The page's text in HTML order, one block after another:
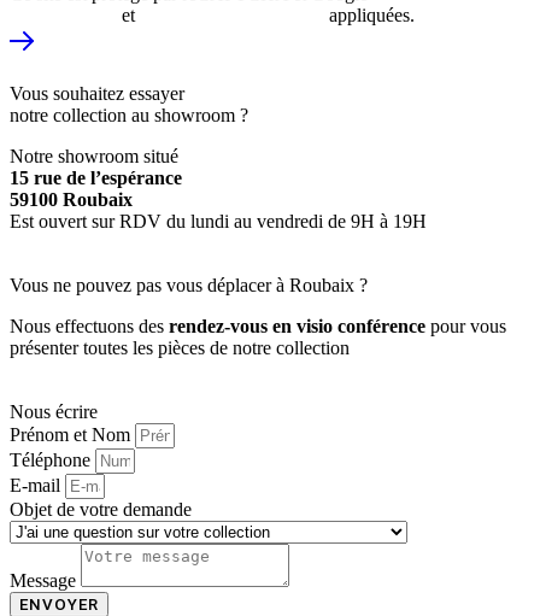
et appliquées.
Vous souhaitez essayer
notre collection au showroom ?
Notre showroom situé
15 rue de l’espérance
59100 Roubaix
Est ouvert sur RDV du lundi au vendredi de 9H à 19H
Vous ne pouvez pas vous déplacer à Roubaix ?
Nous effectuons des rendez-vous en visio conférence pour vous
présenter toutes les pièces de notre collection
Nous écrire
Prénom et Nom
Téléphone
E-mail
Objet de votre demande
Message
ENVOYER